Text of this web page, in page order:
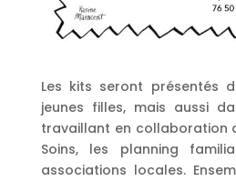
Les kits seront présentés
jeunes filles, mais aussi
travaillant en collaboration
Soins, les planning
associations locales.